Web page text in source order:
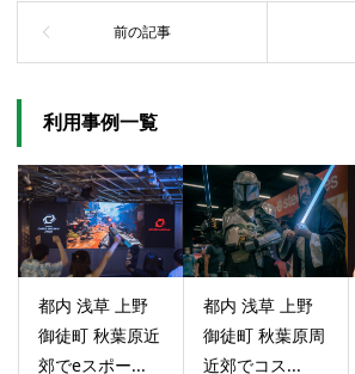
利用事例一覧
都内 浅草 上野
御徒町 秋葉原近
郊でeスポー...
都内 浅草 上野
御徒町 秋葉原周
近郊でコス...